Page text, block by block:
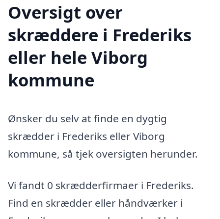
Oversigt over
skræddere i Frederiks
eller hele Viborg
kommune
Ønsker du selv at finde en dygtig
skrædder i Frederiks eller Viborg
kommune, så tjek oversigten herunder.
Vi fandt 0 skrædderfirmaer i Frederiks.
Find en skrædder eller håndværker i